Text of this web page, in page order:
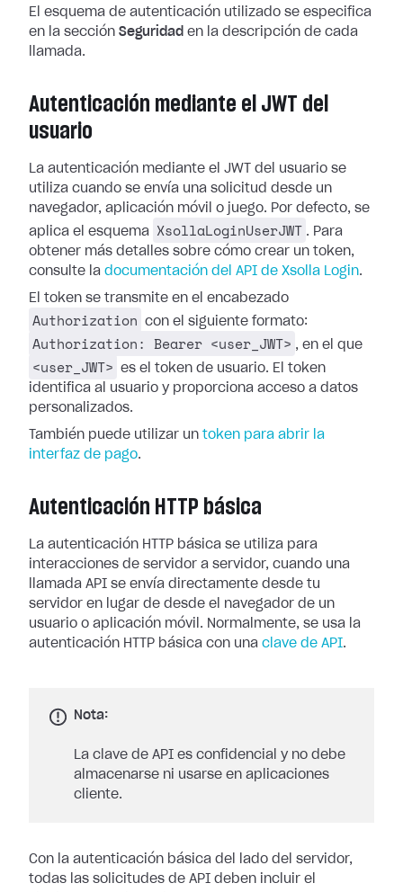
El esquema de autenticación utilizado se especifica
en la sección Seguridad en la descripción de cada
llamada.
Autenticación mediante el JWT del
usuario
La autenticación mediante el JWT del usuario se
utiliza cuando se envía una solicitud desde un
navegador, aplicación móvil o juego. Por defecto, se
aplica el esquema
XsollaLoginUserJWT . Para
obtener más detalles sobre cómo crear un token,
consulte la documentación del API de Xsolla Login.
El token se transmite en el encabezado
Authorization con el siguiente formato:
Authorization: Bearer <user_JWT> , en el que
<user_JWT>
es el token de usuario. El token
identifica al usuario y proporciona acceso a datos
personalizados.
También puede utilizar un token para abrir la
interfaz de pago.
Autenticación HTTP básica
La autenticación HTTP básica se utiliza para
interacciones de servidor a servidor, cuando una
llamada API se envía directamente desde tu
servidor en lugar de desde el navegador de un
usuario o aplicación móvil. Normalmente, se usa la
autenticación HTTP básica con una clave de API.
Nota:
La clave de API es confidencial y no debe
almacenarse ni usarse en aplicaciones
cliente.
Con la autenticación básica del lado del servidor,
todas las solicitudes de API deben incluir el